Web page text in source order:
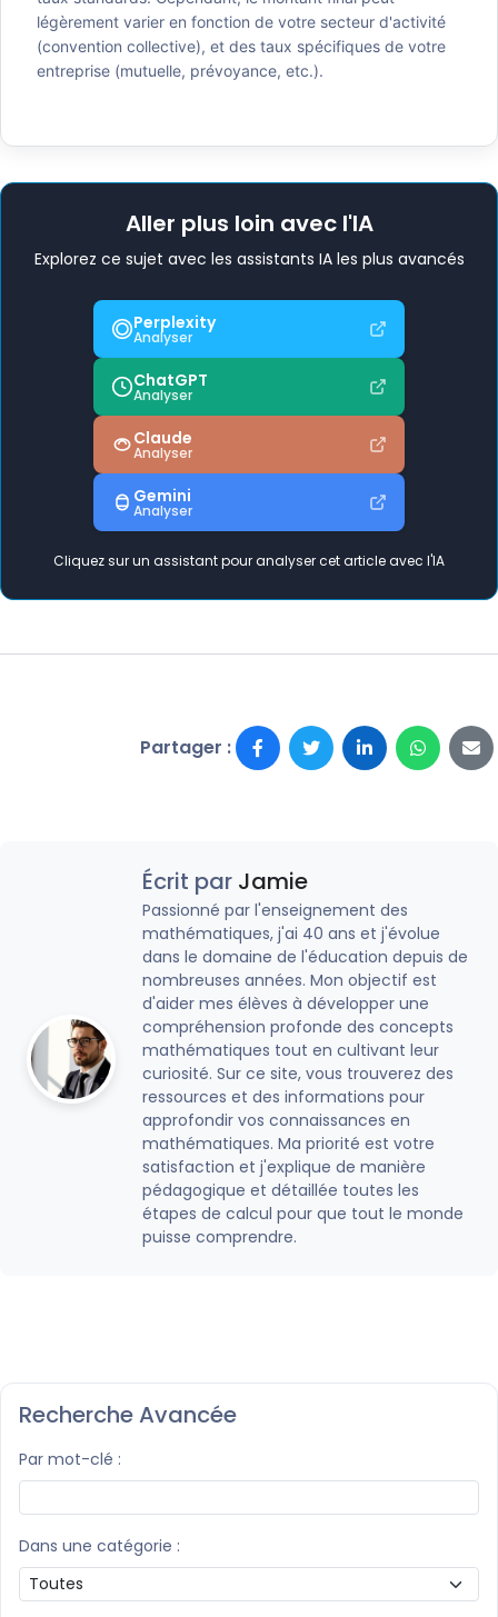
légèrement varier en fonction de votre secteur d'activité
(convention collective), et des taux spécifiques de votre
entreprise (mutuelle, prévoyance, etc.).
Aller plus loin avec l'IA
Explorez ce sujet avec les assistants IA les plus avancés
Perplexity
Analyser
ChatGPT
Analyser
Claude
Analyser
Gemini
Analyser
Cliquez sur un assistant pour analyser cet article avec l'IA
Partager :
Écrit par Jamie
Passionné par l'enseignement des
mathématiques, j'ai 40 ans et j'évolue
dans le domaine de l'éducation depuis de
nombreuses années. Mon objectif est
d'aider mes élèves à développer une
compréhension profonde des concepts
mathématiques tout en cultivant leur
curiosité. Sur ce site, vous trouverez des
ressources et des informations pour
approfondir vos connaissances en
mathématiques. Ma priorité est votre
satisfaction et j'explique de manière
pédagogique et détaillée toutes les
étapes de calcul pour que tout le monde
puisse comprendre.
Recherche Avancée
Par mot-clé :
Dans une catégorie :